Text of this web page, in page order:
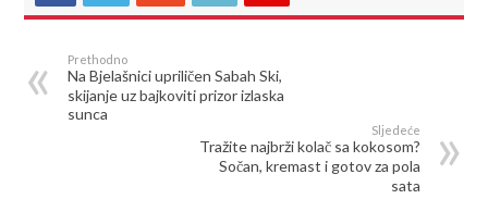
Prethodno
Na Bjelašnici upriličen Sabah Ski,
skijanje uz bajkoviti prizor izlaska
sunca
Sljedeće
Tražite najbrži kolač sa kokosom?
Sočan, kremast i gotov za pola
sata